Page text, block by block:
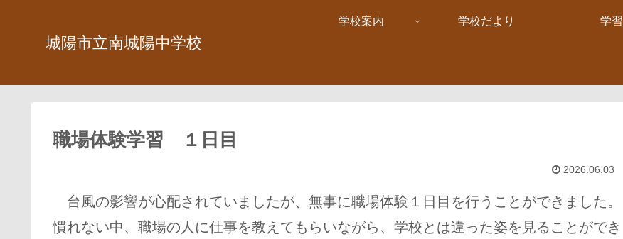
城陽市立南城陽中学校
学校案内 学校だより 学習
職場体験学習 １日目
2026.06.03
台風の影響が心配されていましたが、無事に職場体験１日目を行うことができました。
慣れない中、職場の人に仕事を教えてもらいながら、学校とは違った姿を見ることができ